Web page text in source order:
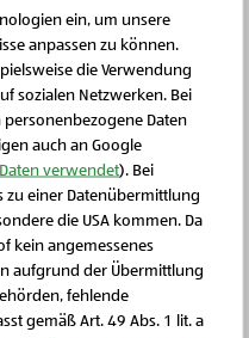
Sie dieses Feld
ein, um unsere
anpassen zu können.
die Verwendung
sozialen Netzwerken. Bei
Daten
auch an Google
verwendet). Bei
zu einer Datenübermittlung
die USA kommen. Da
kein angemessenes
aufgrund der Übermittlung
fehlende
gemäß Art. 49 Abs. 1 lit. a